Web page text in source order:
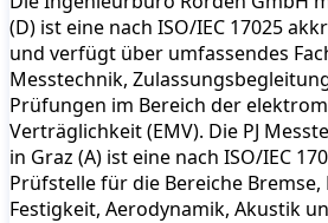
(D) ist eine nach ISO/IEC 17025
und verfügt über umfassendes
Messtechnik,
Prüfungen im Bereich der
Verträglichkeit (EMV). Die PJ
in Graz (A) ist eine nach ISO/IEC
Prüfstelle für die Bereiche Bremse,
Festigkeit, Aerodynamik, Akustik